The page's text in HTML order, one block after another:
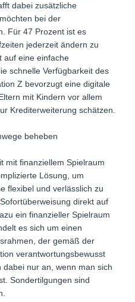
dabei zusätzliche
bei der
Für 47 Prozent ist es
jederzeit ändern zu
auf eine einfache
schnelle Verfügbarkeit des
Z bevorzugt eine digitale
mit Kindern vor allem
Krediterweiterung schätzen.
beheben
mit finanziellem Spielraum
Lösung, um
flexibel und verlässlich zu
direkt auf
ein finanzieller Spielraum
es sich um einen
der gemäß der
verantwortungsbewusst
nur an, wenn man sich
Sondertilgungen sind